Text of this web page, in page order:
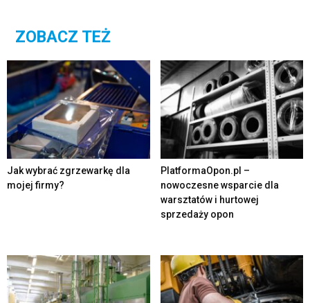
ZOBACZ TEŻ
Jak wybrać zgrzewarkę dla
mojej firmy?
PlatformaOpon.pl –
nowoczesne wsparcie dla
warsztatów i hurtowej
sprzedaży opon